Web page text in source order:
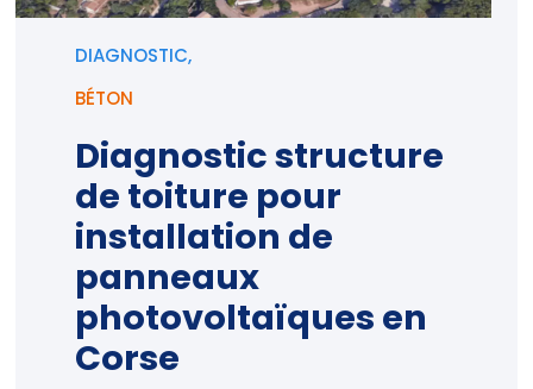
DIAGNOSTIC,
BÉTON
Diagnostic structure
de toiture pour
installation de
panneaux
photovoltaïques en
Corse